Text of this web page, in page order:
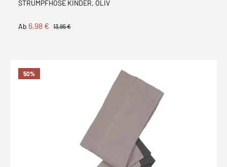
STRUMPFHOSE KINDER, OLIV
Ab 6,98 € 13,95 €
50%